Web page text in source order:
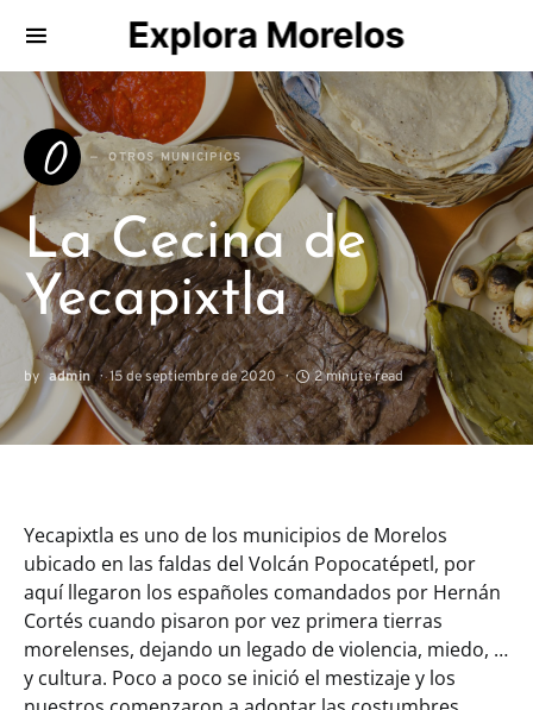
Explora Morelos
Search for:
O OTROS MUNICIPIOS
La Cecina de
Yecapixtla
by admin 15 de septiembre de 2020 2 minute read
Yecapixtla es uno de los municipios de Morelos
ubicado en las faldas del Volcán Popocatépetl, por
aquí llegaron los españoles comandados por Hernán
Cortés cuando pisaron por vez primera tierras
morelenses, dejando un legado de violencia, miedo, …
y cultura. Poco a poco se inició el mestizaje y los